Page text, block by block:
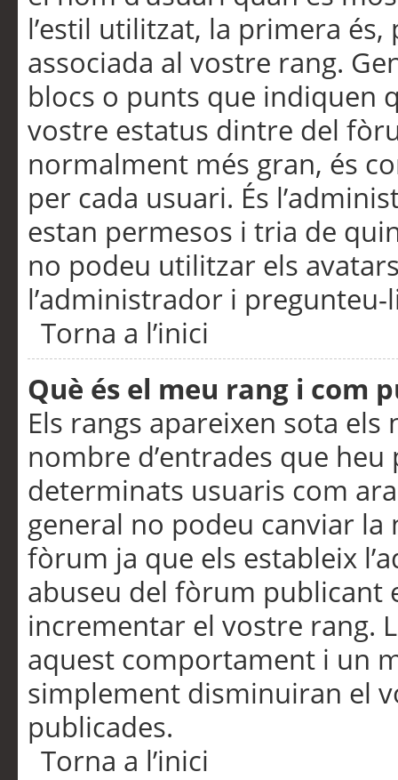
l’estil utilitzat, la primera
associada al vostre rang.
blocs o punts que indiquen
vostre estatus dintre del
normalment més gran, és
per cada usuari. És
estan permesos i tria de
no podeu utilitzar els
l’administrador i pregunteu-
Torna a l’inici
Què és el meu rang i com
Els rangs apareixen sota
nombre d’entrades que
determinats usuaris com
general no podeu canviar
fòrum ja que els estableix
abuseu del fòrum publicant
incrementar el vostre rang.
aquest comportament i un
simplement disminuiran el
publicades.
Torna a l’inici